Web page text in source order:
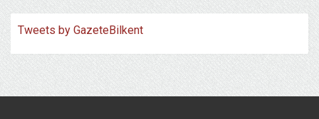
Tweets by GazeteBilkent